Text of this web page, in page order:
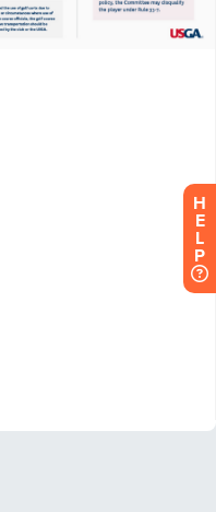
H
E
L
P